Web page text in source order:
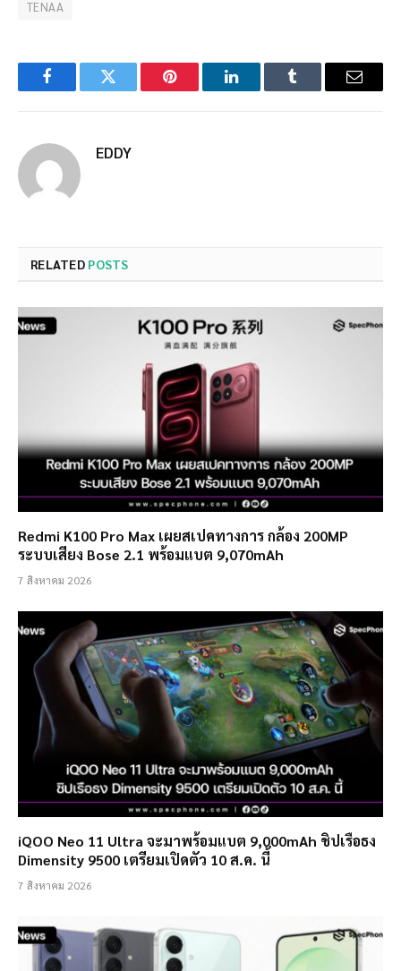
TENAA
FacebookTwitter Pinterest LinkedInTumblr Email
EDDY
RELATED POSTS
Redmi K100 Pro Max เผยสเปคทางการ กล้อง 200MP
ระบบเสียง Bose 2.1 พร้อมแบต 9,070mAh
7 สิงหาคม 2026
iQOO Neo 11 Ultra จะมาพร้อมแบต 9,000mAh ชิปเรือธง
Dimensity 9500 เตรียมเปิดตัว 10 ส.ค. นี้
7 สิงหาคม 2026